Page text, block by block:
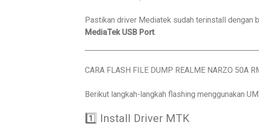
Pastikan driver Mediatek sudah terinstall dengan
MediaTek USB Port.
CARA FLASH FILE DUMP REALME NARZO 50A
Berikut langkah-langkah flashing menggunakan
1️⃣ Install Driver MTK